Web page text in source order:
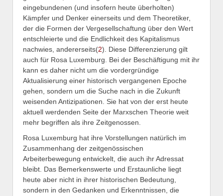
eingebundenen (und insofern heute überholten)
Kämpfer und Denker einerseits und dem Theoretiker,
der die Formen der Vergesellschaftung über den Wert
entschleierte und die Endlichkeit des Kapitalismus
nachwies, andererseits(2). Diese Differenzierung gilt
auch für Rosa Luxemburg. Bei der Beschäftigung mit ihr
kann es daher nicht um die vordergründige
Aktualisierung einer historisch vergangenen Epoche
gehen, sondern um die Suche nach in die Zukunft
weisenden Antizipationen. Sie hat von der erst heute
aktuell werdenden Seite der Marxschen Theorie weit
mehr begriffen als ihre Zeitgenossen.
Rosa Luxemburg hat ihre Vorstellungen natürlich im
Zusammenhang der zeitgenössischen
Arbeiterbewegung entwickelt, die auch ihr Adressat
bleibt. Das Bemerkenswerte und Erstaunliche liegt
heute aber nicht in ihrer historischen Bedeutung,
sondern in den Gedanken und Erkenntnissen, die